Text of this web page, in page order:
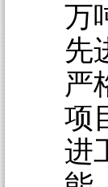
万
先
严
项
进